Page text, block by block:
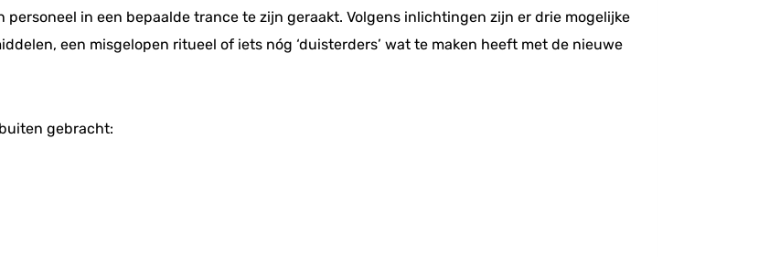
personeel in een bepaalde trance te zijn geraakt. Volgens inlichtingen zijn er drie mogelijke
een misgelopen ritueel of iets nóg ‘duisterders’ wat te maken heeft met de nieuwe
gebracht: